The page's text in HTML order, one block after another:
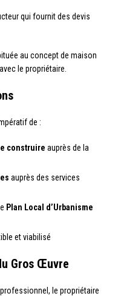
qui fournit des devis
au concept de maison
le propriétaire.
de :
construire auprès de la
auprès des services
Plan Local d’Urbanisme
et viabilisé
Gros Œuvre
le propriétaire